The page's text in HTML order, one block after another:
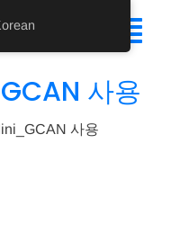
탐
색
사용
사용